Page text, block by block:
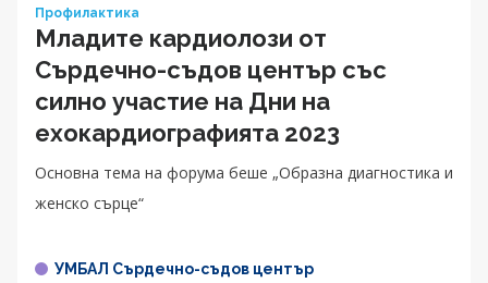
Профилактика
Младите кардиолози от
Сърдечно-съдов център със
силно участие на Дни на
ехокардиографията 2023
Основна тема на форума беше „Образна диагностика и
женско сърце“
УМБАЛ Сърдечно-съдов център